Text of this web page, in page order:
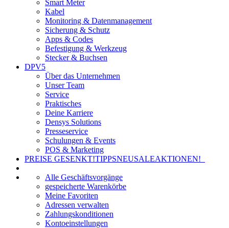
Smart Meter
Kabel
Monitoring & Datenmanagement
Sicherung & Schutz
Apps & Codes
Befestigung & Werkzeug
Stecker & Buchsen
DPV5
Über das Unternehmen
Unser Team
Service
Praktisches
Deine Karriere
Densys Solutions
Presseservice
Schulungen & Events
POS & Marketing
PREISE GESENKT!TIPPSNEUSALEAKTIONEN!
Alle Geschäftsvorgänge
gespeicherte Warenkörbe
Meine Favoriten
Adressen verwalten
Zahlungskonditionen
Kontoeinstellungen